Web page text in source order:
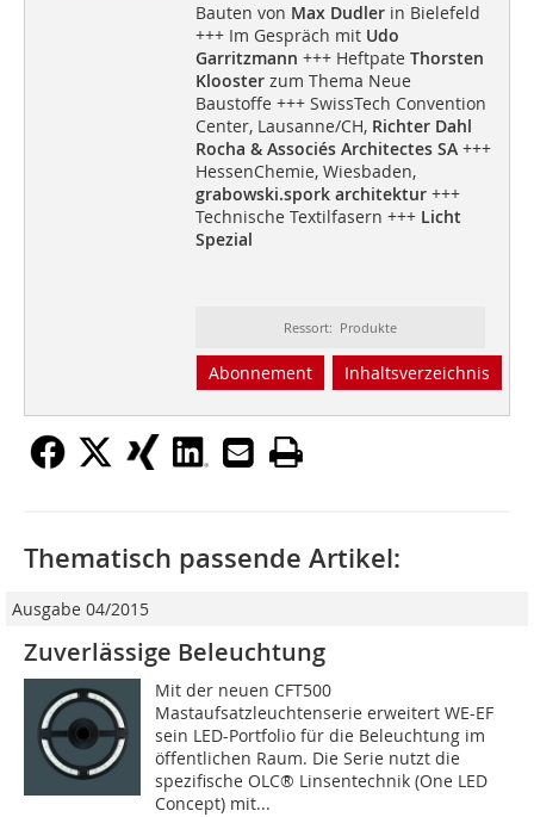
Bauten von Max Dudlerin Bielefeld
+++ Im Gespräch mitUdo
Garritzmann +++ Heftpate Thorsten
Klooster zum Thema Neue
Baustoffe +++ SwissTech Convention
Center, Lausanne/CH, Richter Dahl
Rocha & Associés Architectes SA+++
HessenChemie, Wiesbaden,
grabowski.spork architektur+++
Technische Textilfasern +++ Licht
Spezial
Ressort: Produkte
Abonnement Inhaltsverzeichnis
Thematisch passende Artikel:
Ausgabe 04/2015
Zuverlässige Beleuchtung
Mit der neuen CFT500
Mastaufsatzleuchtenserie erweitert WE-EF
sein LED-Portfolio für die Beleuchtung im
öffentlichen Raum. Die Serie nutzt die
spezifische OLC® Linsentechnik (One LED
Concept) mit...